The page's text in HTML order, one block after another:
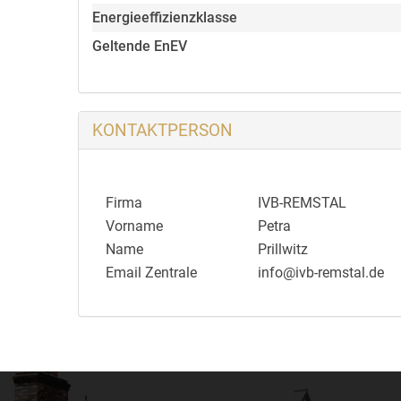
Energieeffizienzklasse
Geltende EnEV
KONTAKTPERSON
Firma
IVB-REMSTAL
Vorname
Petra
Name
Prillwitz
Email Zentrale
info@ivb-remstal.de